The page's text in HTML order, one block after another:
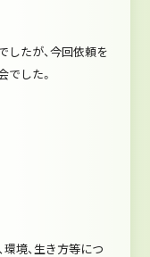
したが、今回依頼を
でした。
環境、生き方等につ